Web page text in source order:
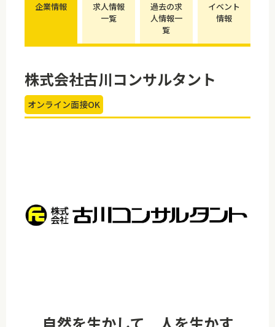
企業情報
求人情報
一覧
過去の求
人情報一
覧
イベント
情報
株式会社古川コンサルタント
オンライン面接OK